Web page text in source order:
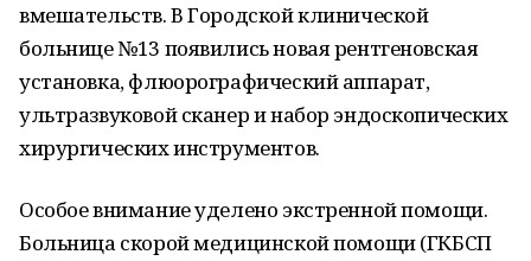
вмешательств. В Городской клинической
больнице №13 появились новая рентгеновская
установка, флюорографический аппарат,
ультразвуковой сканер и набор эндоскопических
хирургических инструментов.
Особое внимание уделено экстренной помощи.
Больница скорой медицинской помощи (ГКБСП